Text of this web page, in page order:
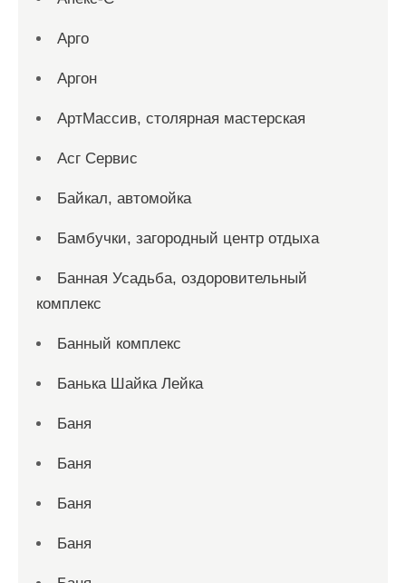
Арго
Аргон
АртМассив, столярная мастерская
Асг Сервис
Байкал, автомойка
Бамбучки, загородный центр отдыха
Банная Усадьба, оздоровительный
комплекс
Банный комплекс
Банька Шайка Лейка
Баня
Баня
Баня
Баня